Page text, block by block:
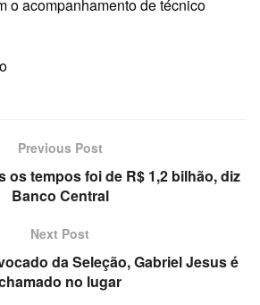
o acompanhamento de técnico
Previous Post
os tempos foi de R$ 1,2 bilhão, diz
Banco Central
Next Post
da Seleção, Gabriel Jesus é
no lugar